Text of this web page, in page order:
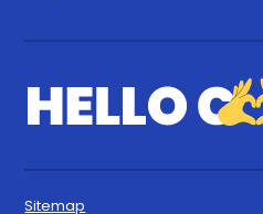
Sitemap